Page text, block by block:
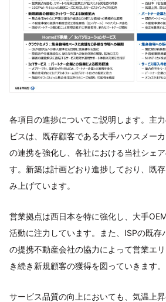
各項目の進捗についてご説明します。主
ビスは、既存顧客である大手ハウスメー
の連携を強化し、各社における当社シェ
す。新築は計画どおり進捗しており、既
み上げています。
営業拠点は西日本を特に強化し、大手
活動に注力しています。また、ISPの既存
の提携不動産会社の協力によって営業エ
き続き新規顧客の獲得を図っていきます。
サービス品質の向上においても、気温上